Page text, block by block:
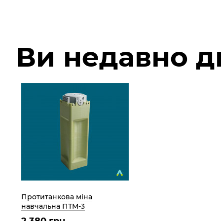
Ви недавно
Протитанкова міна
навчальна ПТМ-3